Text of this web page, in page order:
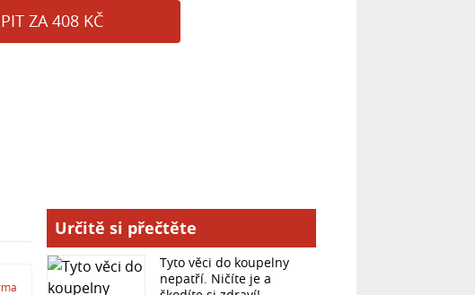
ZA 408 KČ
Určitě si přečtěte
Tyto věci do koupelny
nepatří. Ničíte je a